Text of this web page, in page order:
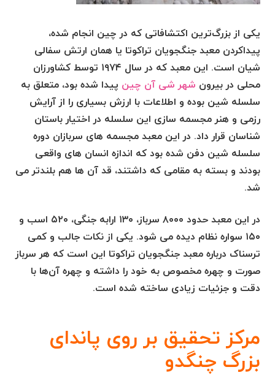
یکی از بزرگ‌ترین اکتشافاتی که در چین انجام شده،
پیداکردن معبد جنگجویان تراکوتا یا همان ارتش سفالی
شیان است. این معبد که در سال ۱۹۷۴ توسط کشاورزان
محلی در بیرون شهر شی آن چین پیدا شده بود، متعلق به
سلسله شین بوده و اطلاعات با ارزش بسیاری را از آرایش
رزمی و هنر مجسمه سازی این سلسله در اختیار باستان
شناسان قرار داد. در این معبد مجسمه های سربازان دوره
سلسله شین دفن شده بود که اندازه انسان های واقعی
بودند و بسته به مقامی که داشتند، قد آن ها هم بلندتر می
شد.
در این معبد حدود ۸۰۰۰ سرباز، ۱۳۰ ارابه جنگی، ۵۲۰ اسب و
۱۵۰ سواره نظام دیده می شود. یکی از نکات جالب و کمی
ترسناک درباره معبد جنگجویان تراکوتا این است که هر سرباز
صورت و چهره مخصوص به خود را داشته و چهره آن‌ها با
دقت و جزئیات زیادی ساخته شده است.
مرکز تحقیق بر روی پاندای
بزرگ چنگدو